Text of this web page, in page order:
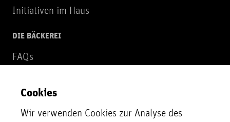
Initiativen im Haus
DIE BÄCKEREI
FAQs
NEWSLETTER
Zur Newsletter Anmeldung
Cookies
Wir verwenden Cookies zur Analyse des